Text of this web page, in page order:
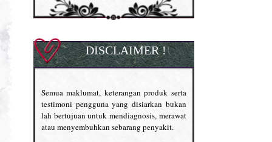
DISCLAIMER !
Semua maklumat, keterangan produk serta
testimoni pengguna yang disiarkan bukan
lah bertujuan untuk mendiagnosis, merawat
atau menyembuhkan sebarang penyakit.